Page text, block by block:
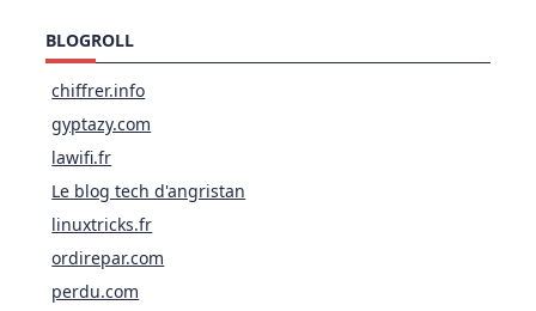
BLOGROLL
chiffrer.info
gyptazy.com
lawifi.fr
Le blog tech d'angristan
linuxtricks.fr
ordirepar.com
perdu.com